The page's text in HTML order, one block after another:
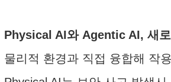
Physical AI와 Agentic AI, 새
물리적 환경과 직접 융합해 작